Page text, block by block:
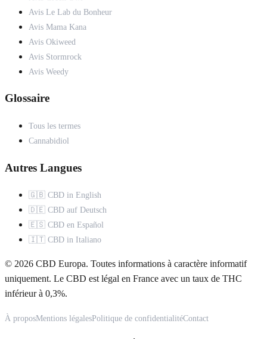
Avis Le Lab du Bonheur
Avis Mama Kana
Avis Okiweed
Avis Stormrock
Avis Weedy
Glossaire
Tous les termes
Cannabidiol
Autres Langues
🇬🇧 CBD in English
🇩🇪 CBD auf Deutsch
🇪🇸 CBD en Español
🇮🇹 CBD in Italiano
© 2026 CBD Europa. Toutes informations à caractère informatif
uniquement. Le CBD est légal en France avec un taux de THC
inférieur à 0,3%.
À proposMentions légalesPolitique de confidentialitéContact